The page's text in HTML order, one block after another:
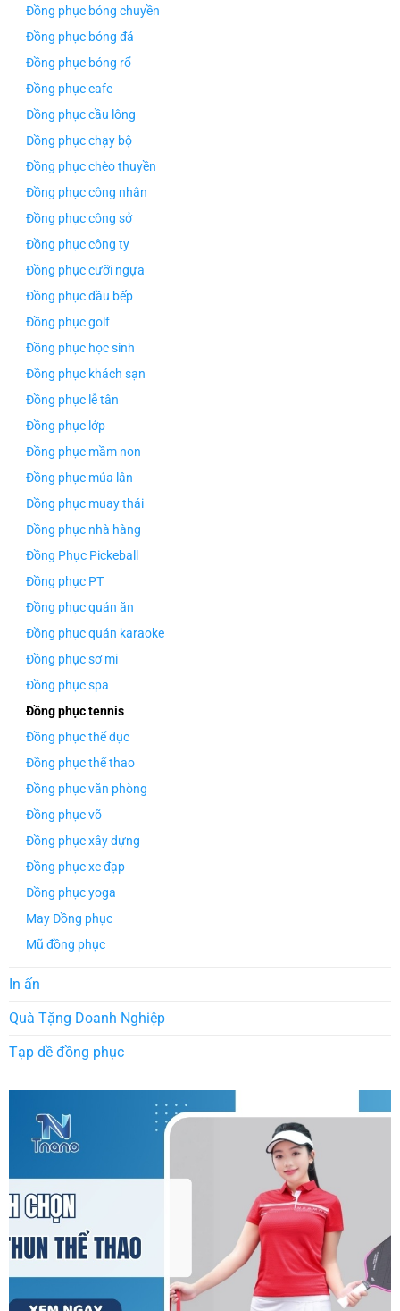
Đồng phục bóng chuyền
Đồng phục bóng đá
Đồng phục bóng rổ
Đồng phục cafe
Đồng phục cầu lông
Đồng phục chạy bộ
Đồng phục chèo thuyền
Đồng phục công nhân
Đồng phục công sở
Đồng phục công ty
Đồng phục cưỡi ngựa
Đồng phục đầu bếp
Đồng phục golf
Đồng phục học sinh
Đồng phục khách sạn
Đồng phục lễ tân
Đồng phục lớp
Đồng phục mầm non
Đồng phục múa lân
Đồng phục muay thái
Đồng phục nhà hàng
Đồng Phục Pickeball
Đồng phục PT
Đồng phục quán ăn
Đồng phục quán karaoke
Đồng phục sơ mi
Đồng phục spa
Đồng phục tennis
Đồng phục thể dục
Đồng phục thể thao
Đồng phục văn phòng
Đồng phục võ
Đồng phục xây dựng
Đồng phục xe đạp
Đồng phục yoga
May Đồng phục
Mũ đồng phục
In ấn
Quà Tặng Doanh Nghiệp
Tạp dề đồng phục